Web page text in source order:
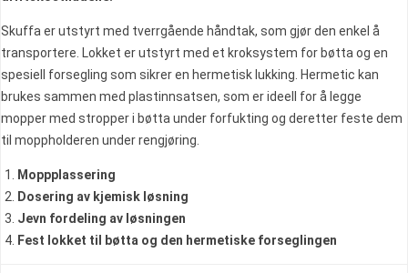
Skuffa er utstyrt med tverrgående håndtak, som gjør den enkel å
transportere. Lokket er utstyrt med et kroksystem for bøtta og en
spesiell forsegling som sikrer en hermetisk lukking. Hermetic kan
brukes sammen med plastinnsatsen, som er ideell for å legge
mopper med stropper i bøtta under forfukting og deretter feste dem
til moppholderen under rengjøring.
Moppplassering
Dosering av kjemisk løsning
Jevn fordeling av løsningen
Fest lokket til bøtta og den hermetiske forseglingen